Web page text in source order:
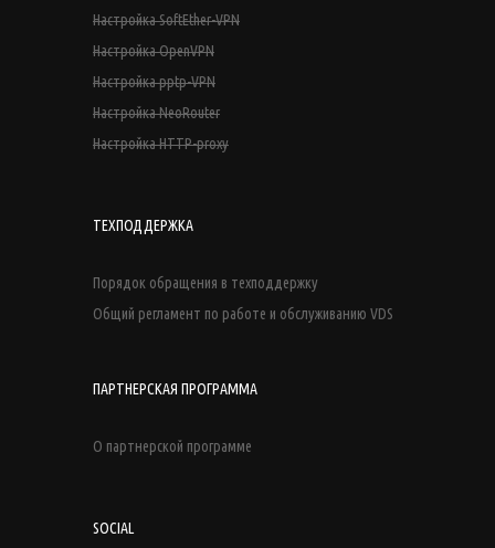
Настройка SoftEther-VPN
Настройка OpenVPN
Настройка pptp-VPN
Настройка NeoRouter
Настройка HTTP-proxy
ТЕХПОДДЕРЖКА
Порядок обращения в техподдержку
Общий регламент по работе и обслуживанию VDS
ПАРТНЕРСКАЯ ПРОГРАММА
О партнерской программе
SOCIAL